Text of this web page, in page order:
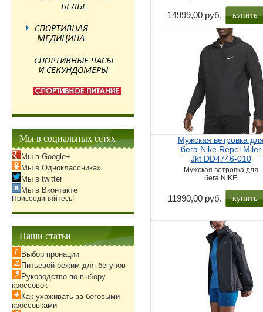
14999,00 руб. купить
Мужская ветровка
бега Nike Repel Miler
Jkt DD4746-010
Мужская ветровка для
бега NIKE
11990,00 руб. купить
Мы в социальных сетях
Мы в Google+
Мы в Одноклассниках
Мы в twitter
Мы в Вконтакте
Присоединяйтесь!
Наши статьи
Выбор пронации
Питьевой режим для бегунов
Руководство по выбору
кроссовок
Как ухаживать за беговыми
кроссовками